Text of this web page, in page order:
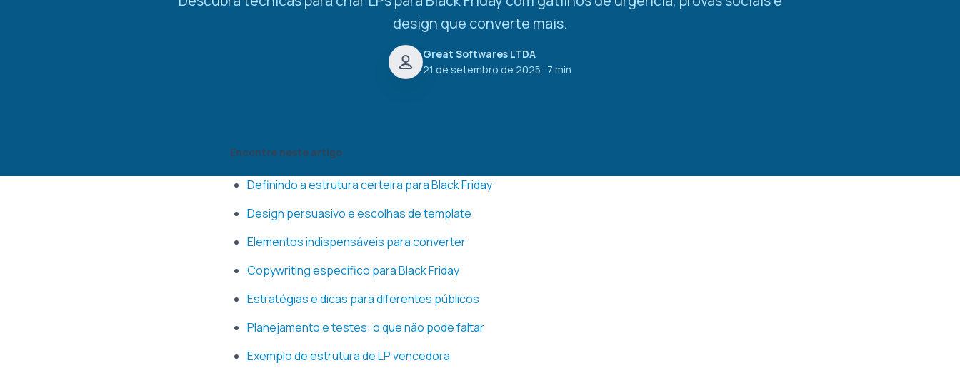
design que converte mais.
Great Softwares LTDA
21 de setembro de 2025 · 7 min
Encontre neste artigo
Definindo a estrutura certeira para Black Friday
Design persuasivo e escolhas de template
Elementos indispensáveis para converter
Copywriting específico para Black Friday
Estratégias e dicas para diferentes públicos
Planejamento e testes: o que não pode faltar
Exemplo de estrutura de LP vencedora